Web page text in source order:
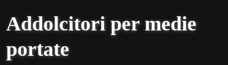
Addolcitori per medie
portate